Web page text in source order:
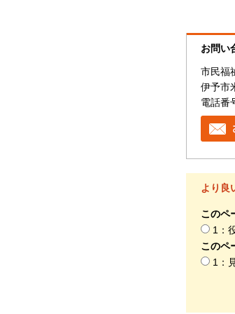
お問い
市民福
伊予市
電話番
より良
このペ
1：
このペ
1：